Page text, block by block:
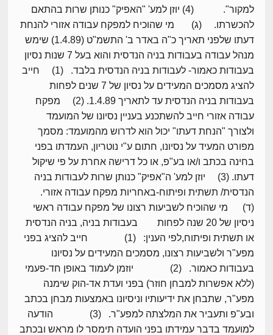
למקור". (4) יוזן למע' "האפיק" כנותן שרות בהתאם
להכשרתו. (ג) מי שהוכיח למפקח עבודה אזורי להנחת
דעתו שלפני תאריך כ"ה באדר ב' התשמ"ט (1.4.89) שימש
מנהל עבודה בעבודות בניה הנדסית והוא בעל 7 שנות נסיון
בעבודות כאמור- לעבודות בניה הנדסית בלבד. (1) חייב
להציג מסמכים המעידים על נסיון של 7 שנים לפחות
בעבודות בניה הנדסית עד לתאריך 1.4.89. (2) מפקח
עבודה אזורי חייב להשתכנע בעניין נסיונו של המועמד
ולצורך "הנחת דעתו" יכול הוא לדרוש מהמועמד: מסמך
מפורט המעיד על נסיונו, חתום ע"י נוטריון, העמדתו בפני
בחינה בכתב ו/או בע"פ, או כל דרישה אחרת על פי שיקול
דעתו. (3) יוזן למע' ה"אפיק" כנותן שרות לעבודות בניה
הנדסית/ תשתית ופיתוח-באחריות מפקח עבודה אזורי.
(ד) מי שהוכיח לשביעות רצונו של מפקח עבודה ראשי
ניסיון של 20 שנה לפחות בעבודות בניה, בניה הנדסית
או תשתית ופיתוח,לפי הענין: (1) חייב להציג בפני
מפע"ר ולשביעות רצונו, מסמכים המעידים על נסיונו
בעבודות כאמור. (2) יוזמן לעמוד באופן חד-פעמי
(ללא אפשרות למבחן חוזר) בפני ועדת אד-הוק שימנה
מפע"ר, שתבחן את ידיעותיו וניסיונו באמצעות מבחן בכתב
ובע"פ ותעביר את המלצתה למפע"ר. (3) הודעה
למועמד בדבר עמידתו בפני הועדה תימסר לו מראש ובכתב